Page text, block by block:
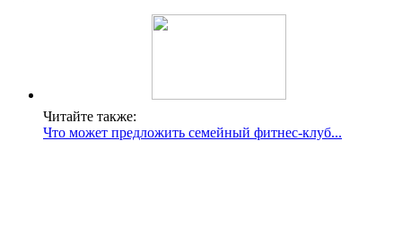
Читайте также:
Что может предложить семейный фитнес-клуб...